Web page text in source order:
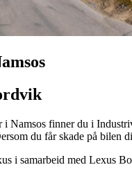
Namsos finner du i
du får skade på
i samarbeid med Lexus